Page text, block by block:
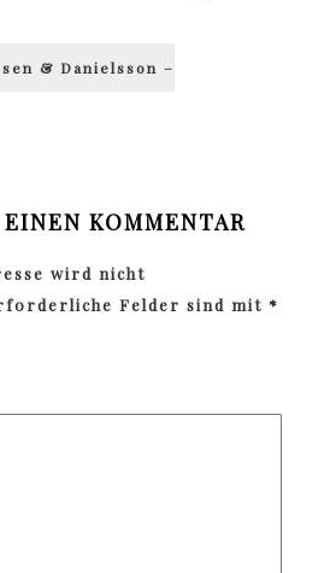
& Danielsson –
KOMMENTAR
wird nicht
Felder sind mit *